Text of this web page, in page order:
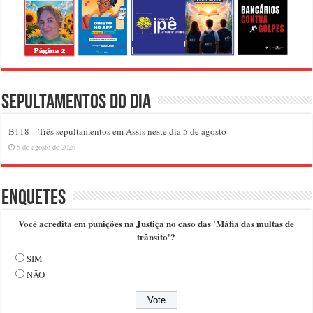
Sepultamentos do dia
B118 – Três sepultamentos em Assis neste dia 5 de agosto
5 de agosto de 2026
Enquetes
Você acredita em punições na Justiça no caso das 'Máfia das multas de
trânsito'?
SIM
NÃO